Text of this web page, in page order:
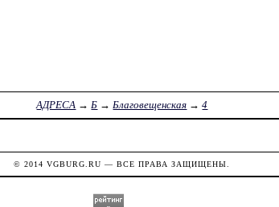
АДРЕСА →Б →Благовещенская →4
© 2014VGBURG.RU — ВСЕ ПРАВА ЗАЩИЩЕНЫ.